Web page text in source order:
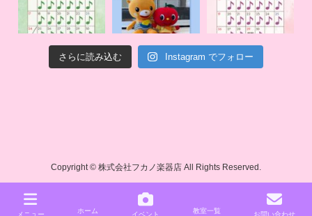
さらに読み込む Instagram でフォロー
Copyright © 株式会社フカノ楽器店 All Rights Reserved.
メニュー ホーム イベント 教室一覧 お問い合わせ